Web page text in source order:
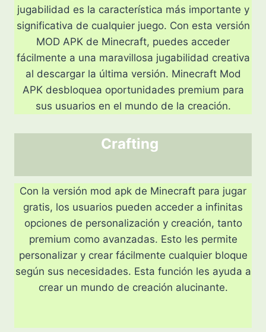
jugabilidad es la característica más importante y
significativa de cualquier juego. Con esta versión
MOD APK de Minecraft, puedes acceder
fácilmente a una maravillosa jugabilidad creativa
al descargar la última versión. Minecraft Mod
APK desbloquea oportunidades premium para
sus usuarios en el mundo de la creación.
Crafting
Con la versión mod apk de Minecraft para jugar
gratis, los usuarios pueden acceder a infinitas
opciones de personalización y creación, tanto
premium como avanzadas. Esto les permite
personalizar y crear fácilmente cualquier bloque
según sus necesidades. Esta función les ayuda a
crear un mundo de creación alucinante.